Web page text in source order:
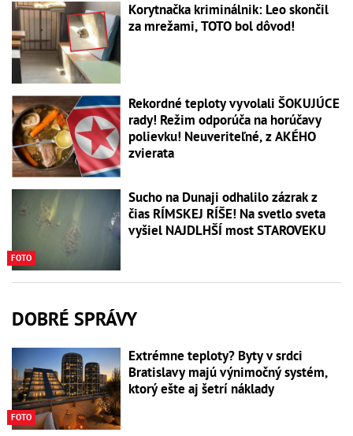
Korytnačka kriminálnik: Leo skončil
za mrežami, TOTO bol dôvod!
Rekordné teploty vyvolali ŠOKUJÚCE
rady! Režim odporúča na horúčavy
polievku! Neuveriteľné, z AKÉHO
zvierata
FOTO
Sucho na Dunaji odhalilo zázrak z
čias RÍMSKEJ RÍŠE! Na svetlo sveta
vyšiel NAJDLHŠÍ most STAROVEKU
DOBRÉ SPRÁVY
FOTO
Extrémne teploty? Byty v srdci
Bratislavy majú výnimočný systém,
ktorý ešte aj šetrí náklady